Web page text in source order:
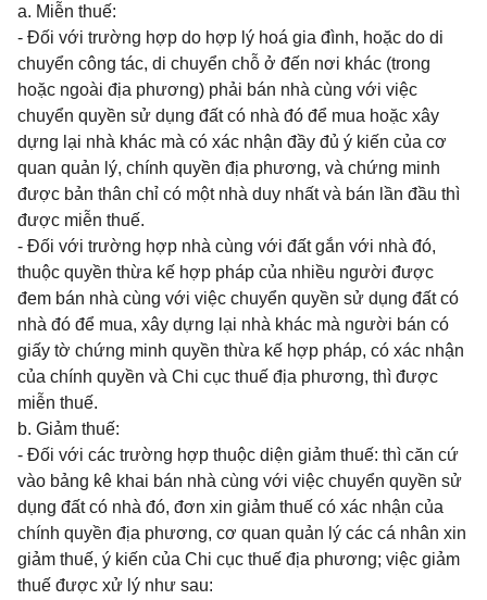
a. Miễn thuế:
- Đối với trường hợp do hợp lý hoá gia đình, hoặc do di
chuyển công tác, di chuyển chỗ ở đến nơi khác (trong
hoặc ngoài địa phương) phải bán nhà cùng với việc
chuyển quyền sử dụng đất có nhà đó để mua hoặc xây
dựng lại nhà khác mà có xác nhận đầy đủ ý kiến của cơ
quan quản lý, chính quyền địa phương, và chứng minh
được bản thân chỉ có một nhà duy nhất và bán lần đầu thì
được miễn thuế.
- Đối với trường hợp nhà cùng với đất gắn với nhà đó,
thuộc quyền thừa kế hợp pháp của nhiều người được
đem bán nhà cùng với việc chuyển quyền sử dụng đất có
nhà đó để mua, xây dựng lại nhà khác mà người bán có
giấy tờ chứng minh quyền thừa kế hợp pháp, có xác nhận
của chính quyền và Chi cục thuế địa phương, thì được
miễn thuế.
b. Giảm thuế:
- Đối với các trường hợp thuộc diện giảm thuế: thì căn cứ
vào bảng kê khai bán nhà cùng với việc chuyển quyền sử
dụng đất có nhà đó, đơn xin giảm thuế có xác nhận của
chính quyền địa phương, cơ quan quản lý các cá nhân xin
giảm thuế, ý kiến của Chi cục thuế địa phương; việc giảm
thuế được xử lý như sau: